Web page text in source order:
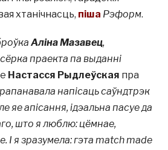
хтанічнасць, піша Рэформ.
Аліна Мазавец,
праекта па выданні
Настасся Рыдлеўская пра
напісаць саўндтрэк
яе апісання, ідэальна пасуе да
што я люблю: цёмнае,
І я зразумела: гэта match made